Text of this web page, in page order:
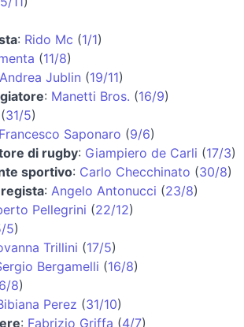
: Rido Mc (1/1)
(11/8)
Andrea Jublin (19/11)
: Manetti Bros. (16/9)
(31/5)
Francesco Saponaro (9/6)
di rugby: Giampiero de Carli (17/3)
sportivo: Carlo Checchinato (30/8)
: Angelo Antonucci (23/8)
Pellegrini (22/12)
5)
Trillini (17/5)
Bergamelli (16/8)
8)
Perez (31/10)
: Fabrizio Griffa (4/7)